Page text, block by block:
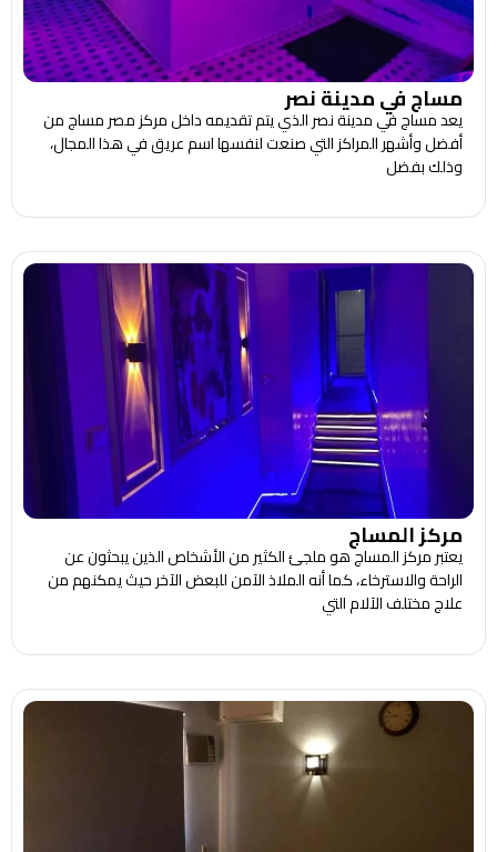
مساج في مدينة نصر
يعد مساج في مدينة نصر الذي يتم تقديمه داخل مركز مصر مساج من
أفضل وأشهر المراكز التي صنعت لنفسها اسم عريق في هذا المجال،
وذلك بفضل
مركز المساج
يعتبر مركز المساج هو ملجئ الكثير من الأشخاص الذين يبحثون عن
الراحة والاسترخاء، كما أنه الملاذ الآمن للبعض الآخر حيث يمكنهم من
علاج مختلف الآلام التي